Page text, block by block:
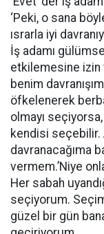
‘Peki, o sana
ısrarla iyi
İş adamı
etkilemesine izin
benim
öfkelenerek
olmayı
kendisi seçebilir.
davranacağıma
vermem.’Niye
Her sabah
seçiyorum.
güzel bir gün